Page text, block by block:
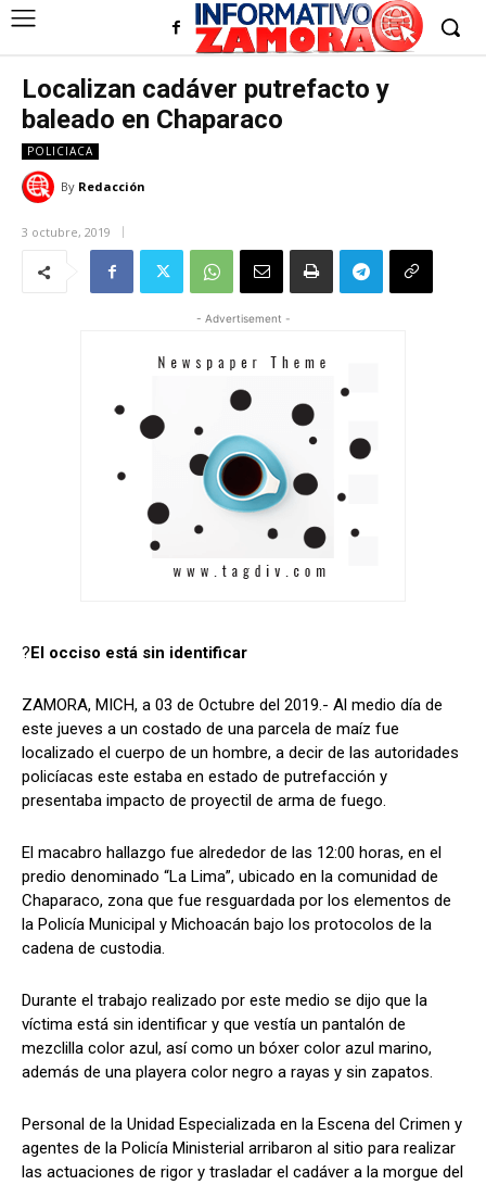
Localizan cadáver putrefacto y
baleado en Chaparaco
POLICIACA
By Redacción
3 octubre, 2019
- Advertisement -
?El occiso está sin identificar
ZAMORA, MICH, a 03 de Octubre del 2019.- Al medio día de
este jueves a un costado de una parcela de maíz fue
localizado el cuerpo de un hombre, a decir de las autoridades
policíacas este estaba en estado de putrefacción y
presentaba impacto de proyectil de arma de fuego.
El macabro hallazgo fue alrededor de las 12:00 horas, en el
predio denominado “La Lima”, ubicado en la comunidad de
Chaparaco, zona que fue resguardada por los elementos de
la Policía Municipal y Michoacán bajo los protocolos de la
cadena de custodia.
Durante el trabajo realizado por este medio se dijo que la
víctima está sin identificar y que vestía un pantalón de
mezclilla color azul, así como un bóxer color azul marino,
además de una playera color negro a rayas y sin zapatos.
Personal de la Unidad Especializada en la Escena del Crimen y
agentes de la Policía Ministerial arribaron al sitio para realizar
las actuaciones de rigor y trasladar el cadáver a la morgue del